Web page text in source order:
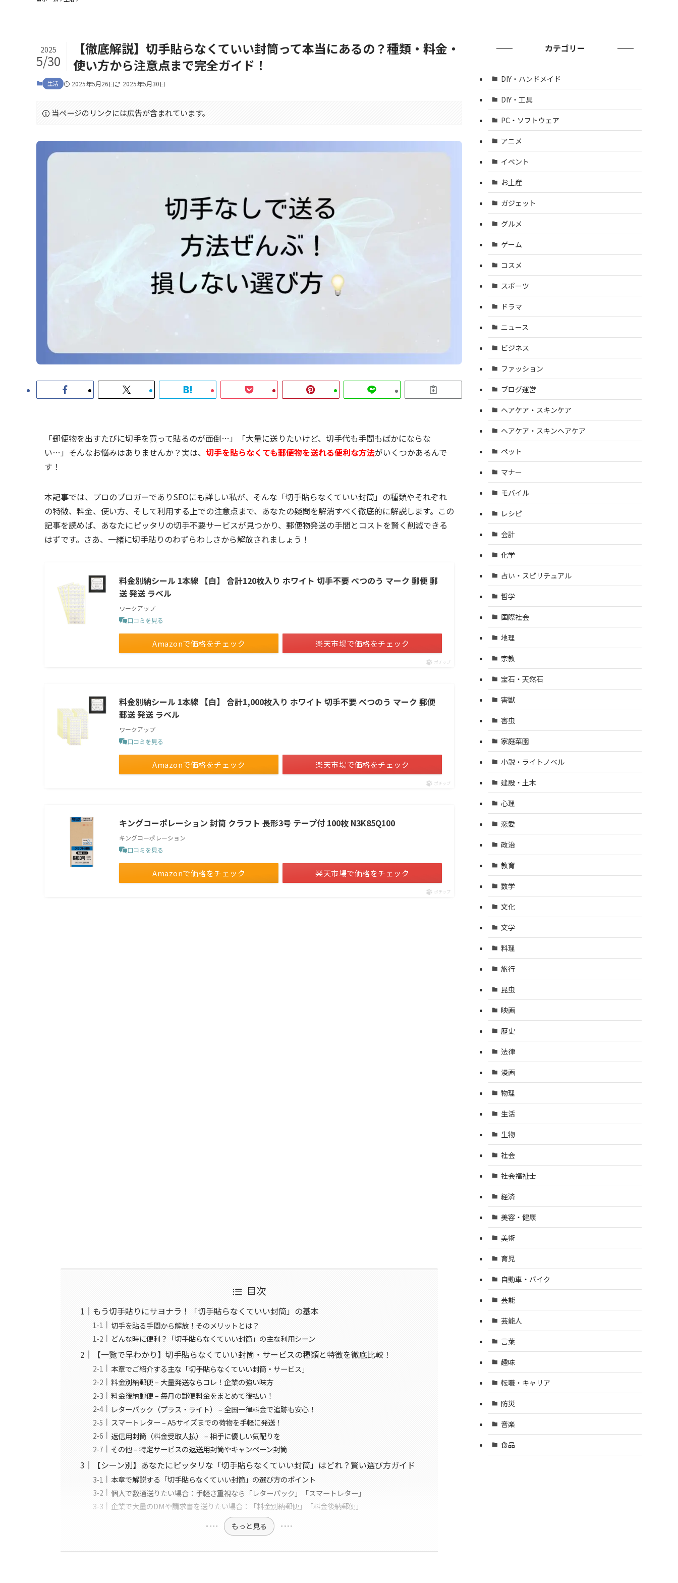
【徹底解説】切手貼らなくていい封筒って本当にあるの？種類・料金・
使い方から注意点まで完全ガイド！
2025
5/30
生活 2025年5月26日 2025年5月30日
当ページのリンクには広告が含まれています。
「郵便物を出すたびに切手を買って貼るのが面倒…」「大量に送りたいけど、切手代も手間もばかにならな
い…」そんなお悩みはありませんか？実は、 切手を貼らなくても郵便物を送れる便利な方法がいくつかあるんで
す！
本記事では、プロのブロガーでありSEOにも詳しい私が、そんな「切手貼らなくていい封筒」の種類やそれぞれ
の特徴、料金、使い方、そして利用する上での注意点まで、あなたの疑問を解消すべく徹底的に解説します。この
記事を読めば、あなたにピッタリの切手不要サービスが見つかり、郵便物発送の手間とコストを賢く削減できる
はずです。さあ、一緒に切手貼りのわずらわしさから解放されましょう！
料金別納シール 1本線 【白】 合計120枚入り ホワイト 切手不要 べつのう マーク 郵便 郵
送 発送 ラベル
ワークアップ
口コミを見る
Amazonで価格をチェック 楽天市場で価格をチェック
ポチップ
料金別納シール 1本線 【白】 合計1,000枚入り ホワイト 切手不要 べつのう マーク 郵便
郵送 発送 ラベル
ワークアップ
口コミを見る
Amazonで価格をチェック 楽天市場で価格をチェック
ポチップ
キングコーポレーション 封筒 クラフト 長形3号 テープ付 100枚 N3K85Q100
キングコーポレーション
口コミを見る
Amazonで価格をチェック 楽天市場で価格をチェック
ポチップ
目次
もう切手貼りにサヨナラ！「切手貼らなくていい封筒」の基本
切手を貼る手間から解放！そのメリットとは？
どんな時に便利？「切手貼らなくていい封筒」の主な利用シーン
【一覧で早わかり】切手貼らなくていい封筒・サービスの種類と特徴を徹底比較！
本章でご紹介する主な「切手貼らなくていい封筒・サービス」
料金別納郵便 – 大量発送ならコレ！企業の強い味方
料金後納郵便 – 毎月の郵便料金をまとめて後払い！
レターパック（プラス・ライト） – 全国一律料金で追跡も安心！
スマートレター – A5サイズまでの荷物を手軽に発送！
返信用封筒（料金受取人払） – 相手に優しい気配りを
その他 – 特定サービスの返送用封筒やキャンペーン封筒
【シーン別】あなたにピッタリな「切手貼らなくていい封筒」はどれ？賢い選び方ガイド
本章で解説する「切手貼らなくていい封筒」の選び方のポイント
個人で数通送りたい場合：手軽さ重視なら「レターパック」「スマートレター」
企業で大量のDMや請求書を送りたい場合：「料金別納郵便」「料金後納郵便」
もっと見る
カテゴリー
DIY・ハンドメイド
DIY・工具
PC・ソフトウェア
アニメ
イベント
お土産
ガジェット
グルメ
ゲーム
コスメ
スポーツ
ドラマ
ニュース
ビジネス
ファッション
ブログ運営
ヘアケア・スキンケア
ヘアケア・スキンヘアケア
ペット
マナー
モバイル
レシピ
会計
化学
占い・スピリチュアル
哲学
国際社会
地理
宗教
宝石・天然石
害獣
害虫
家庭菜園
小説・ライトノベル
建設・土木
心理
恋愛
政治
教育
数学
文化
文学
料理
旅行
昆虫
映画
歴史
法律
漫画
物理
生活
生物
社会
社会福祉士
経済
美容・健康
美術
育児
自動車・バイク
芸能
芸能人
言葉
趣味
転職・キャリア
防災
音楽
食品